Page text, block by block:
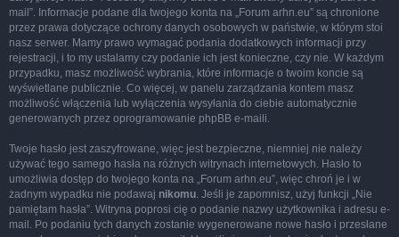
mail”. Informacje podane dla twojego konta na „Forum arhn.eu” są chronione
przez prawa dotyczące ochrony danych osobowych w państwie, w którym stoi
nasz serwer. Mamy prawo wymagać podania dodatkowych informacji przy
rejestracji, i to my ustalamy czy podanie ich jest konieczne, czy nie. W każdym
przypadku, masz możliwość wybrania, które informacje o twoim koncie są
wyświetlane publicznie. Co więcej, w panelu zarządzania kontem masz
możliwość włączenia lub wyłączenia wysyłania do ciebie automatycznie
generowanych przez oprogramowanie phpBB e-maili.
Twoje hasło jest zaszyfrowane, więc jest bezpieczne, niemniej nie należy
używać tego samego hasła na różnych witrynach internetowych. Hasło to
umożliwia dostęp do twojego konta na „Forum arhn.eu”, więc chroń je i w
żadnym wypadku nie podawaj nikomu. Jeśli je zapomnisz, użyj funkcji „Nie
pamiętam hasła”. Witryna poprosi cię o podanie nazwy użytkownika i adresu e-
mail. Po podaniu tych danych zostanie wygenerowane nowe hasło i przesłane